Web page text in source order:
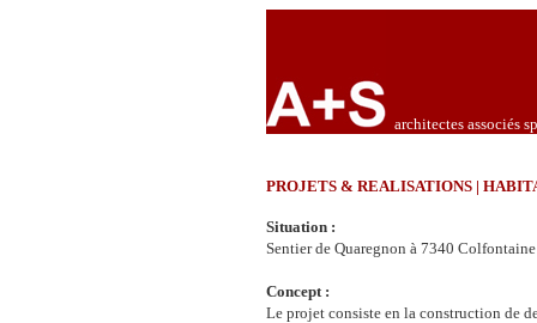
architectes associés
PROJETS & REALISATIONS |
Situation :
Sentier de Quaregnon à 7340 Colfontaine
Concept :
Le projet consiste en la construction de